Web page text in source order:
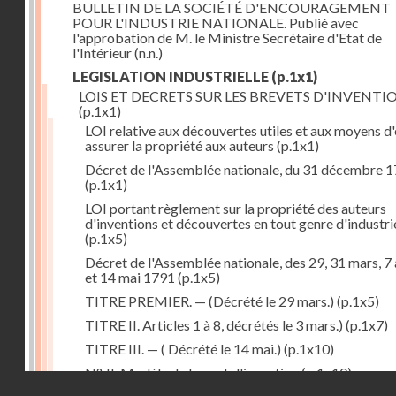
BULLETIN DE LA SOCIÉTÉ D'ENCOURAGEMENT
POUR L'INDUSTRIE NATIONALE. Publié avec
l'approbation de M. le Ministre Secrétaire d'Etat de
l'Intérieur(n.n.)
LEGISLATION INDUSTRIELLE (p.1x1)
LOIS ET DECRETS SUR LES BREVETS
(p.1x1)
LOI relative aux découvertes utiles et aux moyens
assurer la propriété aux auteurs (p.1x1)
Décret de l'Assemblée nationale, du 31 décembre
(p.1x1)
LOI portant règlement sur la propriété des auteurs
d'inventions et découvertes en tout genre
(p.1x5)
Décret de l'Assemblée nationale, des 29, 31 mars, 7
et 14 mai 1791 (p.1x5)
TITRE PREMIER. — (Décrété le 29 mars.) (p.1x5)
TITRE II. Articles 1 à 8, décrétés le 3 mars.) (p.1x7)
TITRE III. — ( Décrété le 14 mai.) (p.1x10)
N°. II. Modèle de brevet d'invention(p.1x10)